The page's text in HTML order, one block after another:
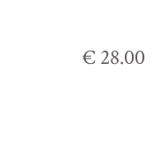
€ 28.00